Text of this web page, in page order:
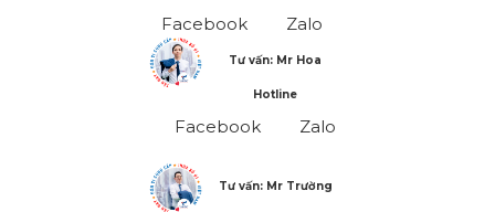
Facebook Zalo
Tư vấn: Mr Hoa
Hotline
Facebook Zalo
Tư vấn: Mr Trường